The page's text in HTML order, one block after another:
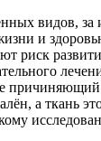
видов, за
и
риск
а ткань